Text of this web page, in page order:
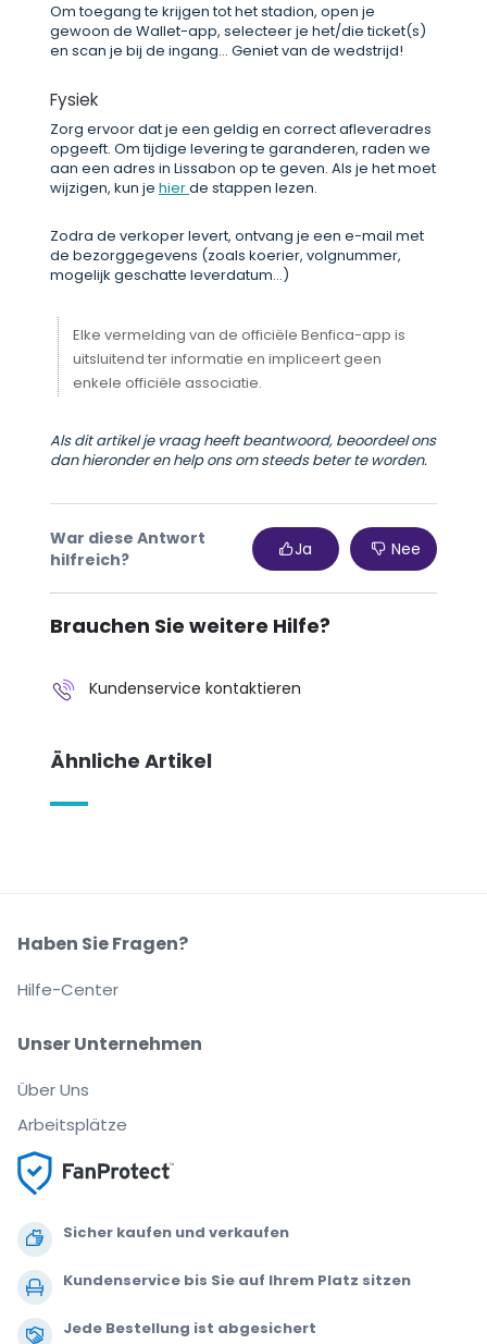
Om toegang te krijgen tot het stadion, open je
gewoon de Wallet-app, selecteer je het/die ticket(s)
en scan je bij de ingang... Geniet van de wedstrijd!
Fysiek
Zorg ervoor dat je een geldig en correct afleveradres
opgeeft. Om tijdige levering te garanderen, raden we
aan een adres in Lissabon op te geven. Als je het moet
wijzigen, kun je hierde stappen lezen.
Zodra de verkoper levert, ontvang je een e-mail met
de bezorggegevens (zoals koerier, volgnummer,
mogelijk geschatte leverdatum...)
Elke vermelding van de officiële Benfica-app is
uitsluitend ter informatie en impliceert geen
enkele officiële associatie.
Als dit artikel je vraag heeft beantwoord, beoordeel ons
dan hieronder en help ons om steeds beter te worden.
War diese Antwort
hilfreich?
Ja Nee
Brauchen Sie weitere Hilfe?
Kundenservice kontaktieren
Ähnliche Artikel
Sicher kaufen und verkaufen
Kundenservice bis Sie auf Ihrem Platz sitzen
Jede Bestellung ist abgesichert
Unser Unternehmen
Über Uns
Arbeitsplätze
Haben Sie Fragen?
Hilfe-Center